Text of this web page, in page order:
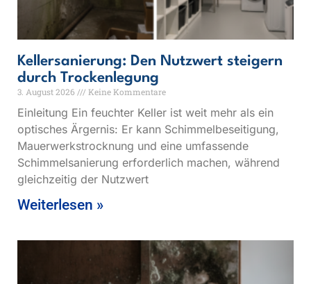
Kellersanierung: Den Nutzwert steigern
durch Trockenlegung
3. August 2026 Keine Kommentare
Einleitung Ein feuchter Keller ist weit mehr als ein
optisches Ärgernis: Er kann Schimmelbeseitigung,
Mauerwerkstrocknung und eine umfassende
Schimmelsanierung erforderlich machen, während
gleichzeitig der Nutzwert
Weiterlesen »